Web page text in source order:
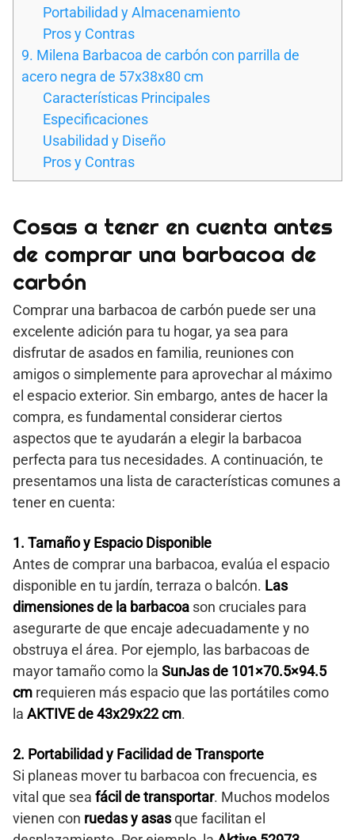
Portabilidad y Almacenamiento
Pros y Contras
9. Milena Barbacoa de carbón con parrilla de
acero negra de 57x38x80 cm
Características Principales
Especificaciones
Usabilidad y Diseño
Pros y Contras
Cosas a tener en cuenta antes
de comprar una barbacoa de
carbón
Comprar una barbacoa de carbón puede ser una
excelente adición para tu hogar, ya sea para
disfrutar de asados en familia, reuniones con
amigos o simplemente para aprovechar al máximo
el espacio exterior. Sin embargo, antes de hacer la
compra, es fundamental considerar ciertos
aspectos que te ayudarán a elegir la barbacoa
perfecta para tus necesidades. A continuación, te
presentamos una lista de características comunes a
tener en cuenta:
1. Tamaño y Espacio Disponible
Antes de comprar una barbacoa, evalúa el espacio
disponible en tu jardín, terraza o balcón. Las
dimensiones de la barbacoa son cruciales para
asegurarte de que encaje adecuadamente y no
obstruya el área. Por ejemplo, las barbacoas de
mayor tamaño como la SunJas de 101×70.5×94.5
cm requieren más espacio que las portátiles como
la AKTIVE de 43x29x22 cm.
2. Portabilidad y Facilidad de Transporte
Si planeas mover tu barbacoa con frecuencia, es
vital que sea fácil de transportar. Muchos modelos
vienen con ruedas y asasque facilitan el